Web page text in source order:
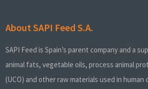
About SAPI Feed S.A.
SAPI Feed is Spain’s parent company and a
animal fats, vegetable oils, process animal
(UCO) and other raw materials used in human